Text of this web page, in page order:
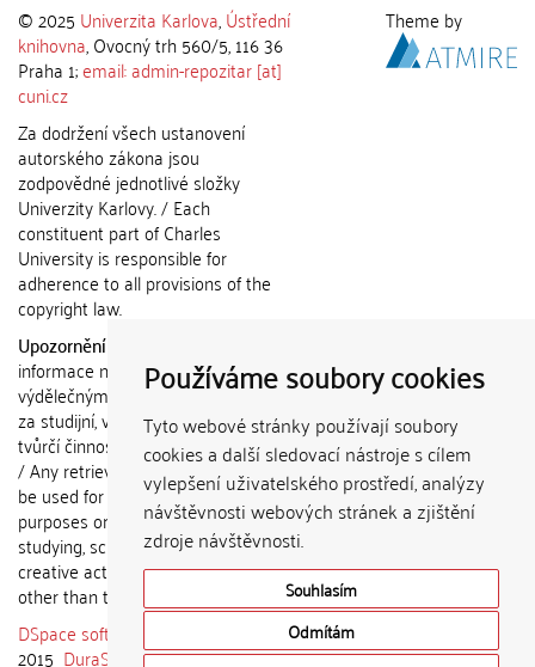
Používáme soubory cookies
Tyto webové stránky používají soubory
cookies a další sledovací nástroje s cílem
vylepšení uživatelského prostředí, analýzy
návštěvnosti webových stránek a zjištění
zdroje návštěvnosti.
Souhlasím
Odmítám
© 2025 Univerzita Karlova,Ústřední
knihovna, Ovocný trh 560/5, 116 36
Praha 1;email: admin-repozitar [at]
cuni.cz
Za dodržení všech ustanovení
autorského zákona jsou
zodpovědné jednotlivé složky
Univerzity Karlovy. / Each
constituent part of Charles
University is responsible for
adherence to all provisions of the
copyright law.
Upozornění / Notice:
informace nemohou být použity k
výdělečným účelům nebo vydávány
za studijní, vědeckou nebo jinou
tvůrčí činnost jiné osoby než autora.
/ Any retrieved information shall not
be used for any commercial
purposes or claimed as results of
studying, scientific or any other
creative activities of any person
other than the author.
DSpace software
copyright © 2002-
2015 DuraSpace
Theme by